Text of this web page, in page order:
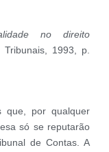
no direito
1993, p.
que, por qualquer
só se reputarão
de Contas. A